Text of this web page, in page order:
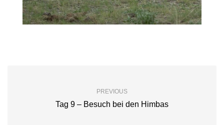
PREVIOUS
Tag 9 – Besuch bei den Himbas